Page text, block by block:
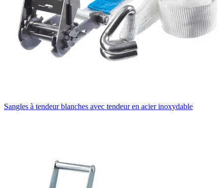
Sangles à tendeur blanches avec tendeur en acier inoxydable